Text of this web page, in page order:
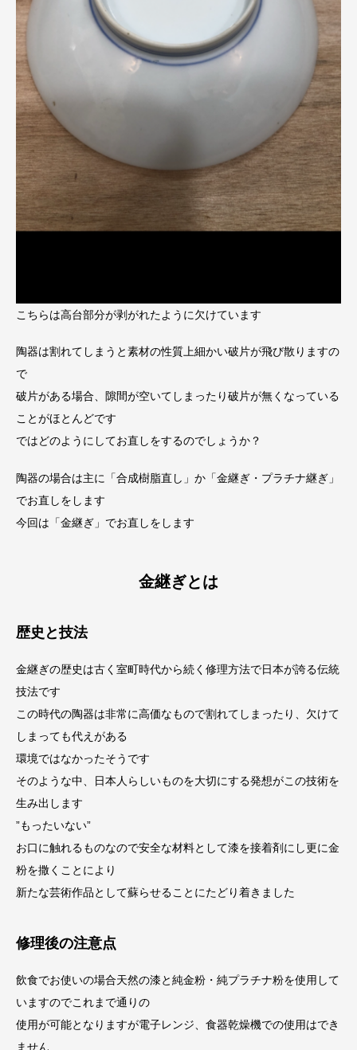
こちらは高台部分が剥がれたように欠けています
陶器は割れてしまうと素材の性質上細かい破片が飛び散りますの
で
破片がある場合、隙間が空いてしまったり破片が無くなっている
ことがほとんどです
ではどのようにしてお直しをするのでしょうか？
陶器の場合は主に「合成樹脂直し」か「金継ぎ・プラチナ継ぎ」
でお直しをします
今回は「金継ぎ」でお直しをします
金継ぎとは
歴史と技法
金継ぎの歴史は古く室町時代から続く修理方法で日本が誇る伝統
技法です
この時代の陶器は非常に高価なもので割れてしまったり、欠けて
しまっても代えがある
環境ではなかったそうです
そのような中、日本人らしいものを大切にする発想がこの技術を
生み出します
”もったいない”
お口に触れるものなので安全な材料として漆を接着剤にし更に金
粉を撒くことにより
新たな芸術作品として蘇らせることにたどり着きました
修理後の注意点
飲食でお使いの場合天然の漆と純金粉・純プラチナ粉を使用して
いますのでこれまで通りの
使用が可能となりますが電子レンジ、食器乾燥機での使用はでき
ません